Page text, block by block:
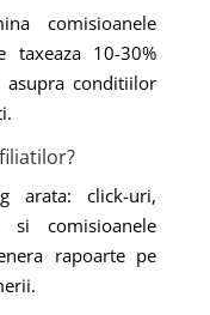
comisioanele
taxeaza 10-30%
conditiilor
arata: click-uri,
si comisioanele
rapoarte pe